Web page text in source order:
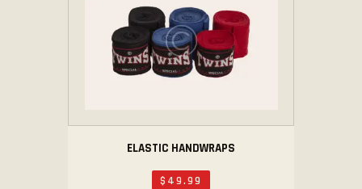
ELASTIC HANDWRAPS
$ 49.99